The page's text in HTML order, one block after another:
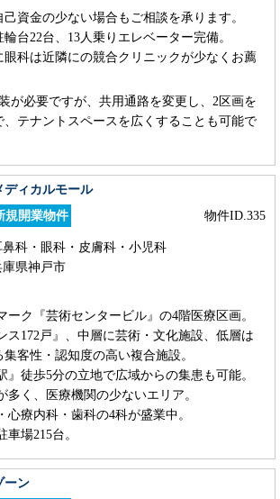
資金の少ない場合もご相談を承ります。
台22台、13人乗りエレベーター完備。
科は近隣にの競合クリニックが少なくお薦
が必要ですが、共用通路を変更し、2区画を
テナントスペースを広くすることも可能で
ディカルモール
物件ID.335
規開業物件
鼻科・眼科・皮膚科・小児科
庫県神戸市
ク『芸術センタービル』の4階医療区画。
172戸』、中層に芸術・文化施設、低層は
客性・認知度の高い複合施設。
徒歩5分の立地で広域からの集患も可能。
く、医療機関の少ないエリア。
療内科・歯科の4科が盛業中。
場215台。
ーン